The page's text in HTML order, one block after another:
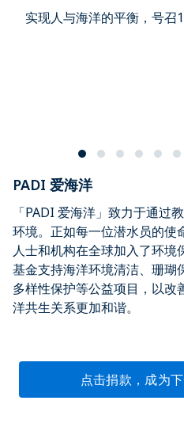
实现人与海洋的平衡，号召
PADI 爱海洋
「PADI 爱海洋」致力于通过
环境。正如每一位潜水员的使
人士和机构在全球加入了环境
基金支持海洋环境清洁、珊瑚
多样性保护等公益项目，以
洋共生关系更加和谐。
点击捐款，成为